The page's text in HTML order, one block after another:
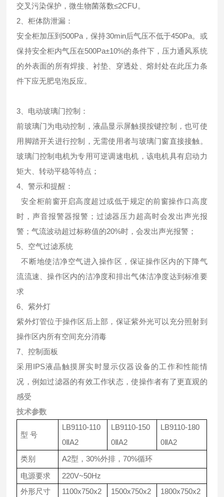
交叉污染保护，微生物菌落数≤2CFU。
2、柜体防泄漏：
安全柜加压到500Pa，保持30min后气压不低于450Pa。或
保持安全柜内气压在500Pa±10%的条件下，压力通风系统
的外表面的所有焊接、衬垫、穿透处、熔封处在此压力条
件下应无肥皂泡反应。
3、电动玻璃门控制：
前玻璃门为电动控制，液晶显示屏触摸按键控制，也可使
用脚踏开关进行控制，无需使用者与玻璃门窗直接接触。
玻璃门控制电机为专用可逆调速电机，该电机具有启动力
矩大、转动平稳等特点；
4、警示和提醒：
安全柜前窗开启高度超过或低于规定的前窗操作口高度
时，声音报警器报警；过滤器压力超高时会发出声光报
警；气流波动超过标称值的20%时，会发出声光报警；
5、空气过滤系统
不断地使洁净空气进入操作区，保证操作区内的下降气
流流速、操作区内的洁净度和排出气体洁净度达到标准要
求
6、紫外灯
紫外灯管位于操作区后上部，保证紫外光可以充分照射到
操作区内所有空间充分消毒
7、控制面板
采用IPS液晶触摸屏实时显示仪器设备的工作和性能情
况，例如过滤器的有效工作状态，使操作者有了更直观的
感受
技术参数
型 号
LB9110-110
0ⅡA2
LB9110-150
0ⅡA2
LB9110-180
0ⅡA2
类别
A2型，30%外排，70%循环
电源要求
220V~50Hz
外形尺寸
1100x750x2
1500x750x2
1800x750x2